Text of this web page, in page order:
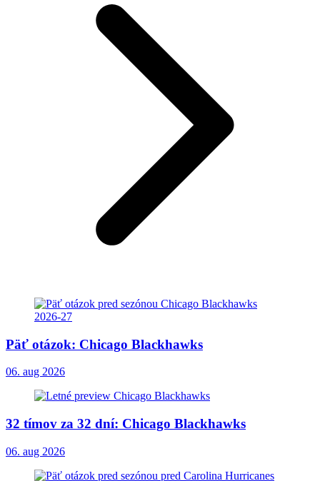
Päť otázok: Chicago Blackhawks
06. aug 2026
32 tímov za 32 dní: Chicago Blackhawks
06. aug 2026